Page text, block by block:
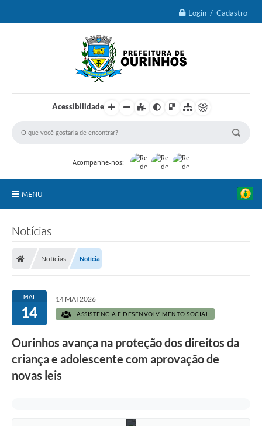
Login / Cadastro
Acessibilidade
Acompanhe-nos:
MENU
Portal da Transparência
Turismo
Secretarias
Ouvidoria
Notícias
Notícias Notícia
MAI
14
14 MAI 2026
ASSISTÊNCIA E DESENVOLVIMENTO SOCIAL
Ourinhos avança na proteção dos direitos da
criança e adolescente com aprovação de
novas leis
F
o
o
:
f